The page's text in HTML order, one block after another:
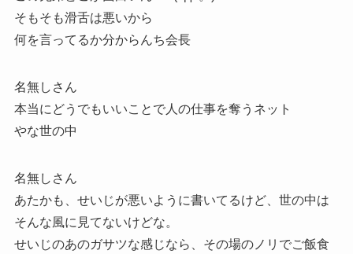
そもそも滑舌は悪いから
何を言ってるか分からんち会長
名無しさん
本当にどうでもいいことで人の仕事を奪うネット
やな世の中
名無しさん
あたかも、せいじが悪いように書いてるけど、世の中は
そんな風に見てないけどな。
せいじのあのガサツな感じなら、その場のノリでご飯食